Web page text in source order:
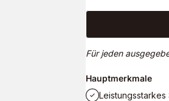
Für jeden
Hauptmerkmale